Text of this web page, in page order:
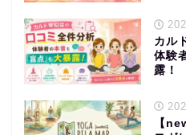
カル
体験
露！
【